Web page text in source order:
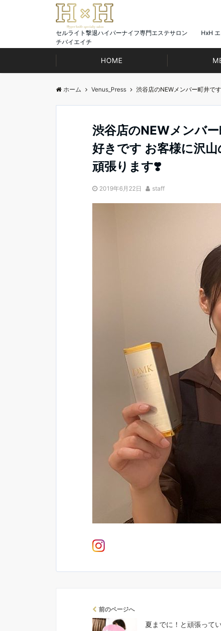
セルライト撃退ハイパーナイフ専門エステサロン HxH エ
チバイエイチ
HOME
ホーム Venus_Press 渋谷店のNEWメンバー町井で
渋谷店のNEWメンバ
好きです お客様に沢
頑張ります❣️
2019年6月22日 staff
前のページへ
夏までに！と頑張って